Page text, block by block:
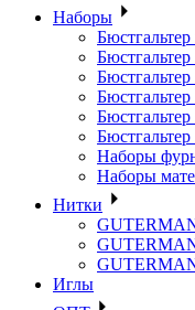
Наборы
Наборы
Наборы
Нитки
Иглы